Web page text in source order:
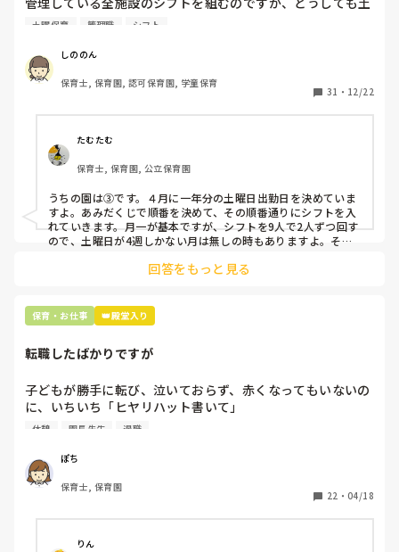
曜保育だけは入れる方が少なく、いつも苦労しています。
て入職しているはずですが、いざ勤務が始まると一日も土曜
出勤が出来ない方ばかりです。
①土曜日の希望休は2日まで、と制限をかける
②毎月、必ず土曜保育に入ることのできる日を1日だけピッ
クアップしてもらう
③仮シフトが出た時、土曜出勤が難しければ自身で代わりの
人を交渉して見つけてもらう
上記のいずれかの対策を取り入れることを考えています。
土曜保育 管理職 シフト
しののん
保育士, 保育園, 認可保育園, 学童保育
31 ・ 12/22
たむたむ
保育士, 保育園, 公立保育園
うちの園は③です。４月に一年分の土曜日出勤日を決めていま
すよ。あみだくじで順番を決めて、その順番通りにシフトを入
れていきます。月一が基本ですが、シフトを9人で2人ずつ回す
ので、土曜日が4週しかない月は無しの時もありますよ。その
て貰い、主任に報告してます。
回答をもっと見る
保育・お仕事 👑殿堂入り
転職したばかりですが
子どもが勝手に転び、泣いておらず、赤くなってもいないの
に、いちいち「ヒヤリハット書いて」
と書かされ
（そう言う本人は書かない）
しかも、上司に↑この内容でも
ちゃんと考えて対策を練って書き込むようにと。
呼ばれて一緒に対策を考えさせられること多数
休憩 園長先生 退職
ぽち
保育士, 保育園
22 ・ 04/18
りん